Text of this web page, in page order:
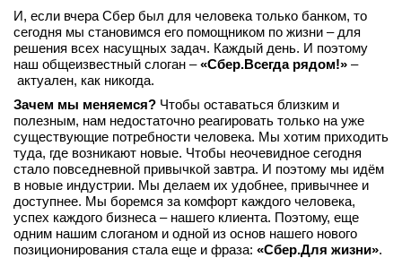
И, если вчера Сбер был для человека только банком, то
сегодня мы становимся его помощником по жизни – для
решения всех насущных задач. Каждый день. И поэтому
наш общеизвестный слоган –«Сбер.Всегда рядом!» –
актуален, как никогда.
Зачем мы меняемся? Чтобы оставаться близким и
полезным, нам недостаточно реагировать только на уже
существующие потребности человека. Мы хотим приходить
туда, где возникают новые. Чтобы неочевидное сегодня
стало повседневной привычкой завтра. И поэтому мы идём
в новые индустрии. Мы делаем их удобнее, привычнее и
доступнее. Мы боремся за комфорт каждого человека,
успех каждого бизнеса – нашего клиента. Поэтому, еще
одним нашим слоганом и одной из основ нашего нового
позиционирования стала еще и фраза: «Сбер.Для жизни».